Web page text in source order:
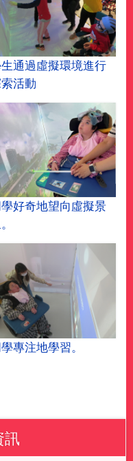
通過虛擬環境進行
活動
好奇地望向虛擬景
專注地學習。
訊